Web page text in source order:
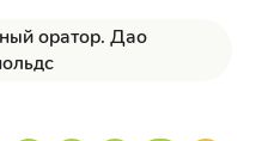
оратор. Дао